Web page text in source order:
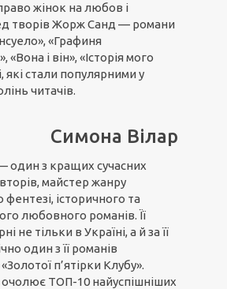
жінок на любов і
творів Жорж Санд — романи
«Графиня
і він», «Історія мого
які стали популярними у
читачів.
Симона Вілар
один з кращих сучасних
майстер жанру
фентезі, історичного та
любовного романів. Її
не тільки в Україні, а й за її
один з її романів
п’ятірки Клубу».
ТОП-10 найуспішніших